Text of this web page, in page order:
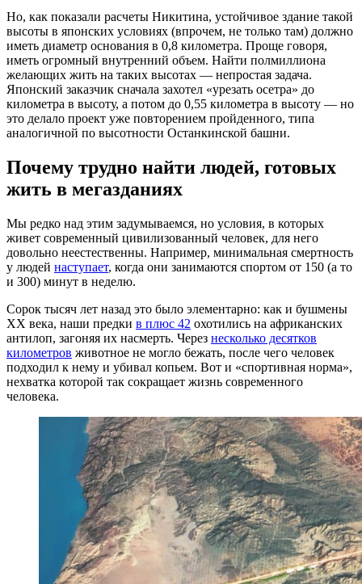
Но, как показали расчеты Никитина, устойчивое здание такой
высоты в японских условиях (впрочем, не только там) должно
иметь диаметр основания в 0,8 километра. Проще говоря,
иметь огромный внутренний объем. Найти полмиллиона
желающих жить на таких высотах — непростая задача.
Японский заказчик сначала захотел «урезать осетра» до
километра в высоту, а потом до 0,55 километра в высоту — но
это делало проект уже повторением пройденного, типа
аналогичной по высотности Останкинской башни.
Почему трудно найти людей, готовых
жить в мегазданиях
Мы редко над этим задумываемся, но условия, в которых
живет современный цивилизованный человек, для него
довольно неестественны. Например, минимальная смертность
у людей наступает, когда они занимаются спортом от 150 (а то
и 300) минут в неделю.
Сорок тысяч лет назад это было элементарно: как и бушмены
XX века, наши предки в плюс 42 охотились на африканских
антилоп, загоняя их насмерть. Через несколько десятков
километров животное не могло бежать, после чего человек
подходил к нему и убивал копьем. Вот и «спортивная норма»,
нехватка которой так сокращает жизнь современного
человека.